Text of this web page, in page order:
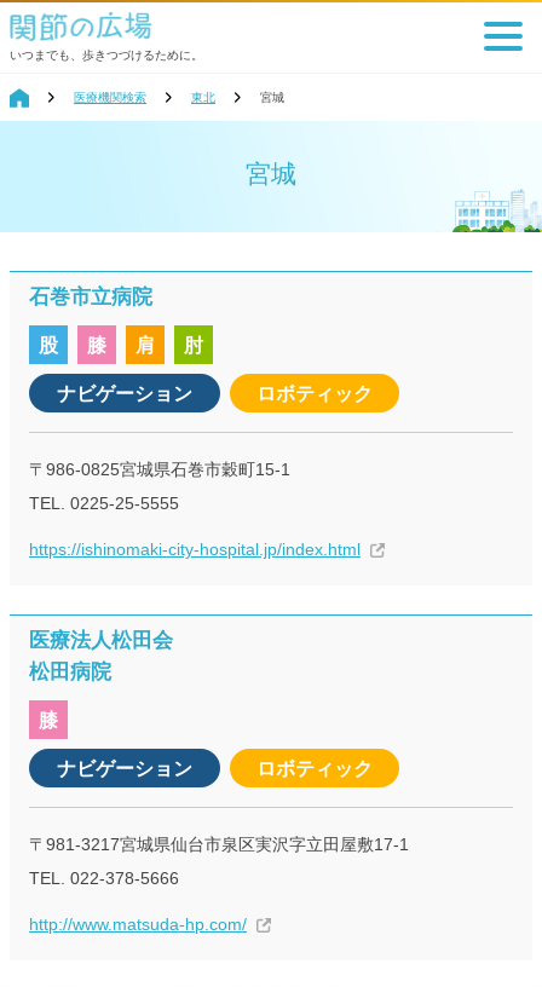
いつまでも、歩きつづけるために。
医療機関検索 東北 宮城
宮城
石巻市立病院
股 膝 肩 肘
ナビゲーション ロボティック
〒986-0825宮城県石巻市穀町15-1
TEL. 0225-25-5555
https://ishinomaki-city-hospital.jp/index.html
医療法人松田会
松田病院
膝
ナビゲーション ロボティック
〒981-3217宮城県仙台市泉区実沢字立田屋敷17-1
TEL. 022-378-5666
http://www.matsuda-hp.com/